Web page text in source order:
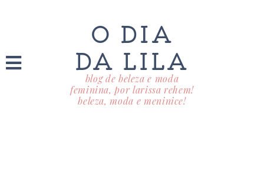
O DIA
DA LILA
blog de beleza e moda
feminina, por larissa rehem!
beleza, moda e meninice!